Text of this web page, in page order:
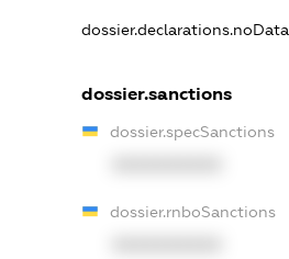
dossier.declarations.noData
dossier.sanctions
dossier.specSanctions
dossier.rnboSanctions